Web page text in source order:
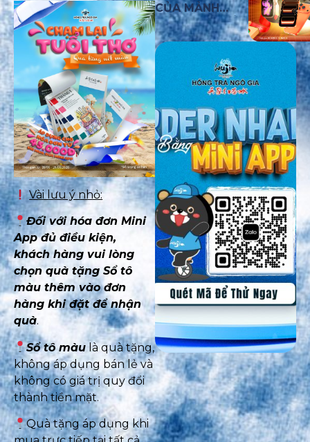
Vài lưu ý nhỏ:
Đối với hóa đơn Mini
App đủ điều kiện,
khách hàng vui lòng
chọn quà tặng Sổ tô
màu thêm vào đơn
hàng khi đặt để nhận
quà.
Sổ tô màu là quà tặng,
không áp dụng bán lẻ và
không có giá trị quy đổi
thành tiền mặt.
Quà tặng áp dụng khi
CỦA MẢNH
GHÉP MAY MẮN